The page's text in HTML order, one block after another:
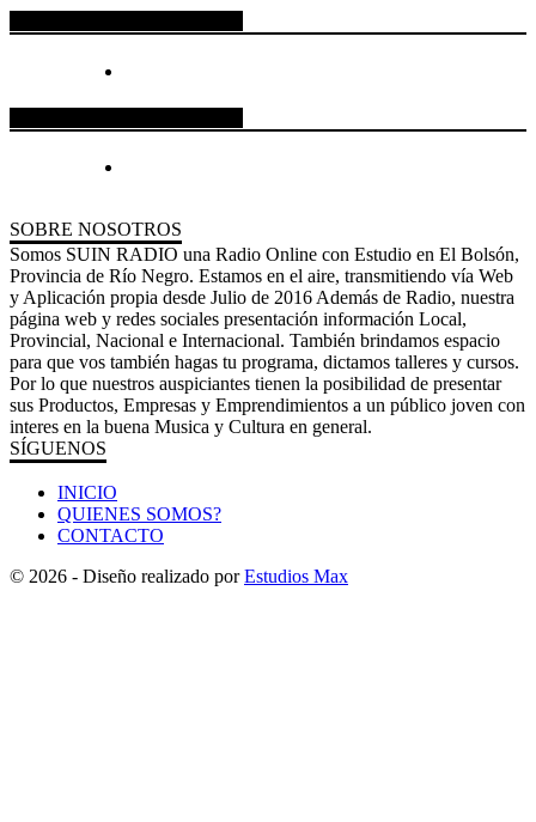
SOBRE NOSOTROS
Somos SUIN RADIO una Radio Online con Estudio en El Bolsón,
Provincia de Río Negro. Estamos en el aire, transmitiendo vía Web
y Aplicación propia desde Julio de 2016 Además de Radio, nuestra
página web y redes sociales presentación información Local,
Provincial, Nacional e Internacional. También brindamos espacio
para que vos también hagas tu programa, dictamos talleres y cursos.
Por lo que nuestros auspiciantes tienen la posibilidad de presentar
sus Productos, Empresas y Emprendimientos a un público joven con
interes en la buena Musica y Cultura en general.
SÍGUENOS
INICIO
QUIENES SOMOS?
CONTACTO
© 2026 - Diseño realizado porEstudios Max